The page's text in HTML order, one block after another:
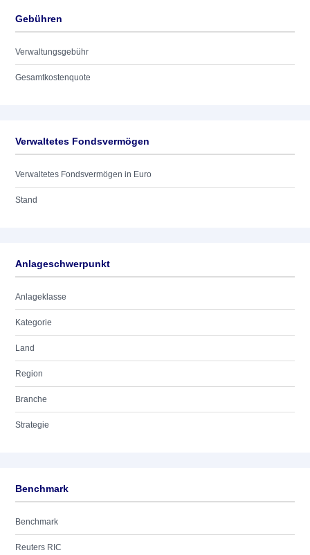
Gebühren
Verwaltungsgebühr
Gesamtkostenquote
Verwaltetes Fondsvermögen
Verwaltetes Fondsvermögen in Euro
Stand
Anlageschwerpunkt
Anlageklasse
Kategorie
Land
Region
Branche
Strategie
Benchmark
Benchmark
Reuters RIC